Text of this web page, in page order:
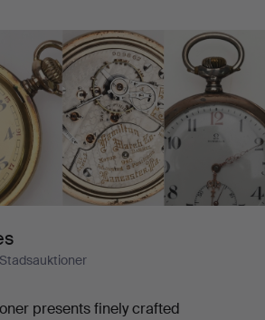
Stadsauktioner
presents finely crafted